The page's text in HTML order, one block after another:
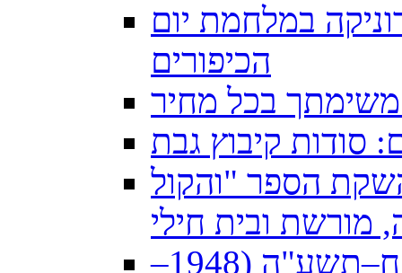
במלחמת יום
הכיפורים
בכל מחיר
סודות קיבוץ גבת
ולהשקת הספר "והקול
הצבי במדים: הדואר הצבאי תש"ח–תשע"ה (1948–